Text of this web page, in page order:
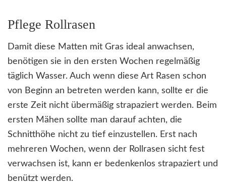
Pflege Rollrasen
Damit diese Matten mit Gras ideal anwachsen,
benötigen sie in den ersten Wochen regelmäßig
täglich Wasser. Auch wenn diese Art Rasen schon
von Beginn an betreten werden kann, sollte er die
erste Zeit nicht übermäßig strapaziert werden. Beim
ersten Mähen sollte man darauf achten, die
Schnitthöhe nicht zu tief einzustellen. Erst nach
mehreren Wochen, wenn der Rollrasen sicht fest
verwachsen ist, kann er bedenkenlos strapaziert und
benützt werden.